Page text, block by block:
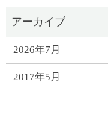
2026年7月
2017年5月